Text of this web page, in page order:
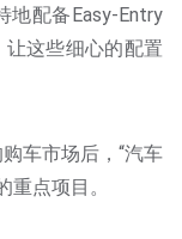
地配备Easy-Entry
这些细心的配置
车市场后，“汽车
点项目。